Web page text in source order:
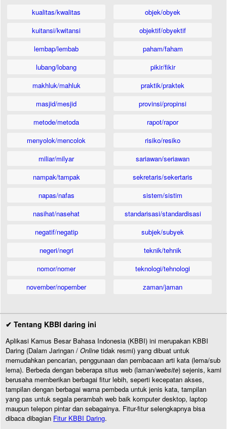
kualitas/kwalitas
kuitansi/kwitansi
lembap/lembab
lubang/lobang
makhluk/mahluk
masjid/mesjid
metode/metoda
menyolok/mencolok
miliar/milyar
nampak/tampak
napas/nafas
nasihat/nasehat
negatif/negatip
negeri/negri
nomor/nomer
november/nopember
objek/obyek
objektif/obyektif
paham/faham
pikir/fikir
praktik/praktek
provinsi/propinsi
rapot/rapor
risiko/resiko
sariawan/seriawan
sekretaris/sekertaris
sistem/sistim
standarisasi/standardisasi
subjek/subyek
teknik/tehnik
teknologi/tehnologi
zaman/jaman
✔ Tentang KBBI daring ini
Aplikasi Kamus Besar Bahasa Indonesia (KBBI) ini merupakan KBBI
Daring (Dalam Jaringan / Online tidak resmi) yang dibuat untuk
memudahkan pencarian, penggunaan dan pembacaan arti kata (lema/sub
lema). Berbeda dengan beberapa situs web (laman/website) sejenis, kami
berusaha memberikan berbagai fitur lebih, seperti kecepatan akses,
tampilan dengan berbagai warna pembeda untuk jenis kata, tampilan
yang pas untuk segala perambah web baik komputer desktop, laptop
maupun telepon pintar dan sebagainya. Fitur-fitur selengkapnya bisa
dibaca dibagian Fitur KBBI Daring.